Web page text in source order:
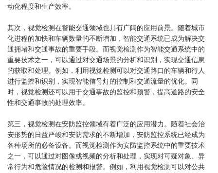
动化程度和生产效率。
其次，视觉检测在智能交通领域也具有广阔的应用前景。随着城市
化进程的加快和车辆数量的不断增加，智能交通系统已成为解决交
通拥堵和交通事故的重要手段。而视觉检测作为智能交通系统中的
重要技术之一，可以通过对交通场景的分析和识别，实现交通信息
的获取和处理。例如，利用视觉检测可以对交通路口的车辆和行人
进行监控和识别，实现智能信号灯的控制和交通流量的优化。同
时，视觉检测还可以用于交通事故的监控和预警，提高道路的安全
性和交通事故的处理效率。
第三，视觉检测在安防监控领域有着广泛的应用潜力。随着社会治
安形势的日益严峻和安防需求的不断增加，安防监控系统已经成为
各种场所的必备设备。而视觉检测作为安防监控系统中的重要技术
之一，可以通过对图像或视频的分析和处理，实现对可疑对象、异
常行为和危险情况的检测和报警。例如，利用视觉检测可以对公共